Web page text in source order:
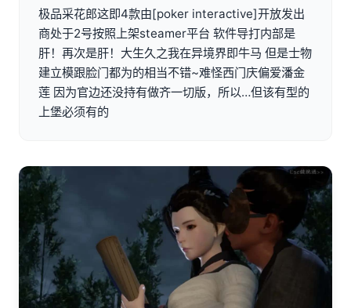
极品采花郎这即4款由[poker interactive]开放发出
商处于2号按照上架steamer平台 软件导打内部是
肝！再次是肝！大生久之我在异境界即牛马 但是士物
建立模跟脸门都为的相当不错~难怪西门庆偏爱潘金
莲 因为官边还没持有做齐一切版，所以…但该有型的
上堡必须有的